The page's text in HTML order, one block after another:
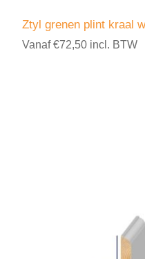
Ztyl grenen plint kraal
Vanaf €72,50 incl. BTW